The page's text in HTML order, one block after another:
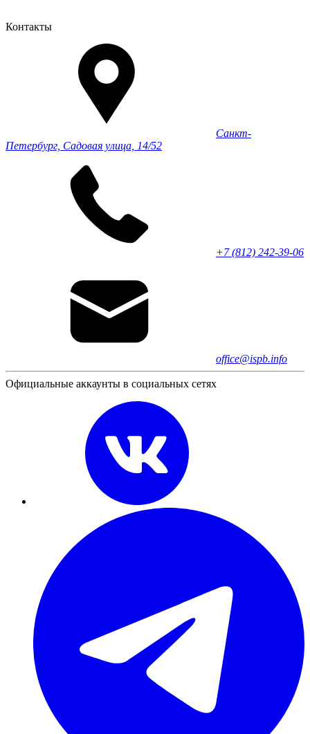
Контакты
Санкт-
Петербург, Садовая улица, 14/52
+7 (812) 242-39-06
office@ispb.info
Официальные аккаунты в социальных сетях